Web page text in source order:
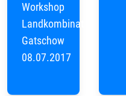
Workshop
Landkombinat
Gatschow
08.07.2017